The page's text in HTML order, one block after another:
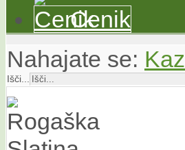
Cenik
Nahajate se:
Išči...